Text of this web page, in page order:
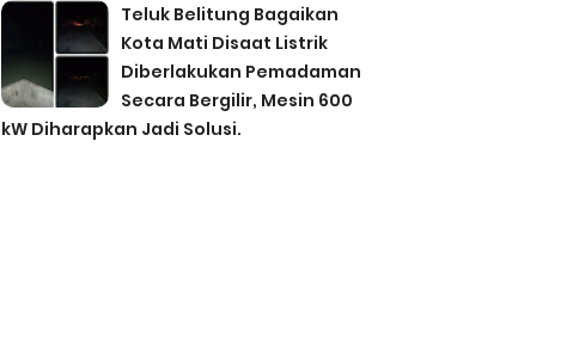
Teluk Belitung Bagaikan
Kota Mati Disaat Listrik
Diberlakukan Pemadaman
Secara Bergilir, Mesin 600
kW Diharapkan Jadi Solusi.